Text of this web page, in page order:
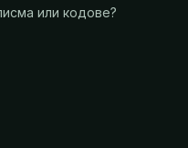
или кодове?